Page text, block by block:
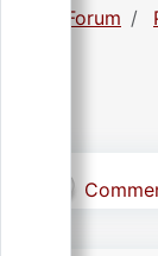
Forum